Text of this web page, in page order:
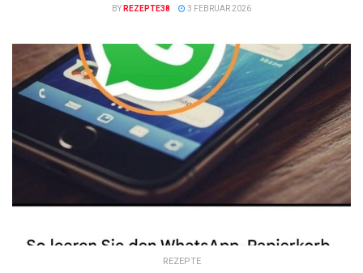
BY REZEPTE38 3 FEBRUAR 2026
REZEPTE